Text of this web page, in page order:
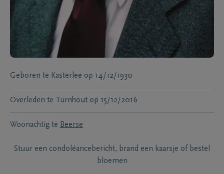
Geboren te Kasterlee op 14/12/1930
Overleden te Turnhout op 15/12/2016
Woonachtig te Beerse
Stuur een condoléancebericht, brand een kaarsje of bestel
bloemen